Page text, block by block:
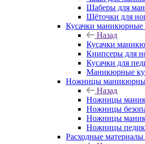
Шаберы для
Щёточки для
Кусачки
Назад
Кусачки
Книпсеры для
Кусачки для
Маникюрные
Ножницы
Назад
Ножницы
Ножницы
Ножницы
Ножницы
Расходные материалы